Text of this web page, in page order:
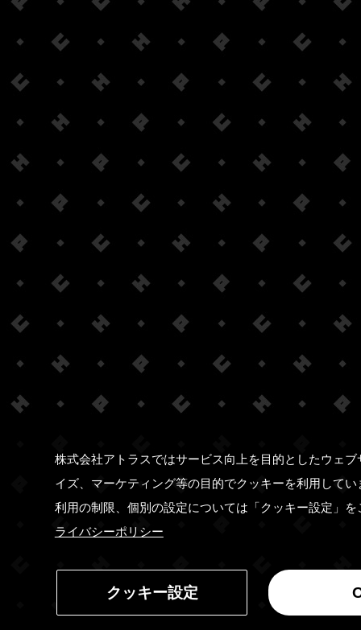
株式会社アトラスではサービス向上を目的としたウェ
イズ、マーケティング等の目的でクッキーを利用して
利用の制限、個別の設定については「クッキー設定」
ライバシーポリシー
クッキー設定